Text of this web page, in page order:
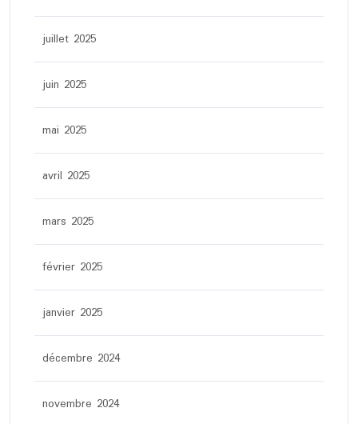
juillet 2025
juin 2025
mai 2025
avril 2025
mars 2025
février 2025
janvier 2025
décembre 2024
novembre 2024